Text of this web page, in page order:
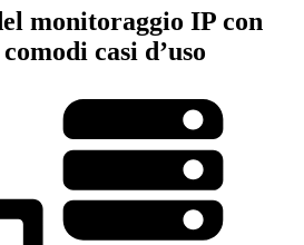
monitoraggio IP con
casi d’uso